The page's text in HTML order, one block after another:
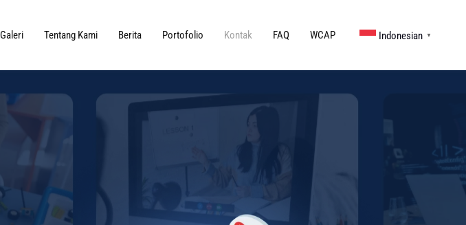
Galeri Tentang Kami Berita Portofolio Kontak FAQ WCAP Indonesian ▼